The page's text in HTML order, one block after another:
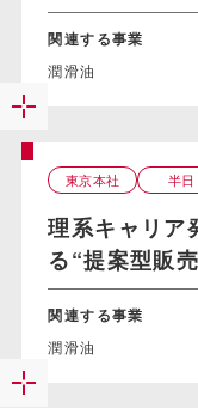
関連する事業
潤滑油
東京本社 半日
理系キャリア
る“提案型販
関連する事業
潤滑油